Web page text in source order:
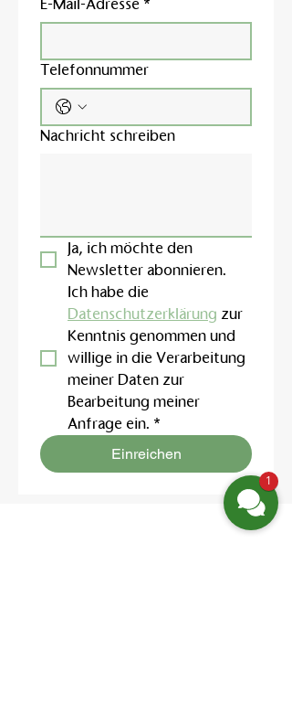
E-Mail-Adresse *
Telefonnummer
Nachricht schreiben
Ja, ich möchte den
Newsletter abonnieren.
Datenschutzerklärung zur
Kenntnis genommen und
willige in die Verarbeitung
meiner Daten zur
Bearbeitung meiner
Anfrage ein. *
Einreichen
1